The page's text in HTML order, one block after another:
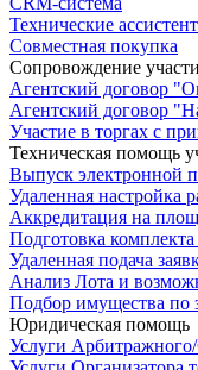
Технические
Совместная покупка
Сопровождение
Агентский договор
Агентский договор
Участие в торгах с
Техническая помощь
Выпуск электронной
Удаленная настройка
Аккредитация на
Подготовка
Удаленная подача
Анализ Лота и
Подбор имущества по
Юридическая помощь
Услуги